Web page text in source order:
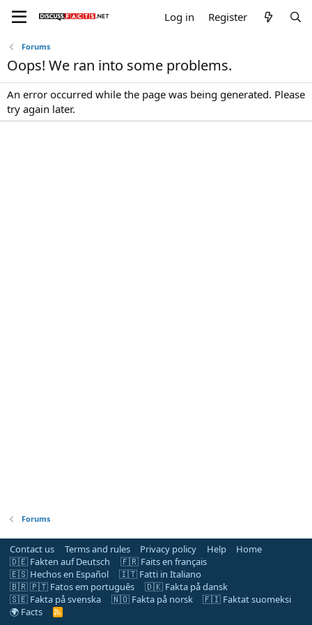
Log in Register
Forums
Oops! We ran into some problems.
An error occurred while the page was being generated. Please
try again later.
Forums
Contact us Terms and rules Privacy policy Help
Home
🇩🇪 Fakten auf Deutsch
🇫🇷 Faits en français
🇪🇸 Hechos en Español
🇮🇹 Fatti in Italiano
🇧🇷 🇵🇹 Fatos em português
🇩🇰 Fakta på dansk
🇸🇪 Fakta på svenska
🇳🇴 Fakta på norsk
🇫🇮 Faktat suomeksi
🌍 Facts
R